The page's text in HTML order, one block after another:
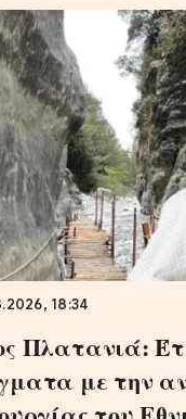
18:34
Πλατανιά:
με την